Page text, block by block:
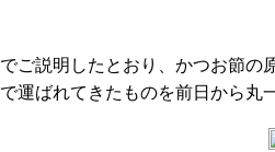
ご説明したとおり、かつお節の
運ばれてきたものを前日から丸